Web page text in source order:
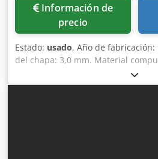
Información de
precio
Estado: usado, Año de fabricación:
del chapa: 3,0 mm. Material
con calentamiento de los rodillos.
transporte del chapa sobre la
máquina: estacionaria. Velocidad